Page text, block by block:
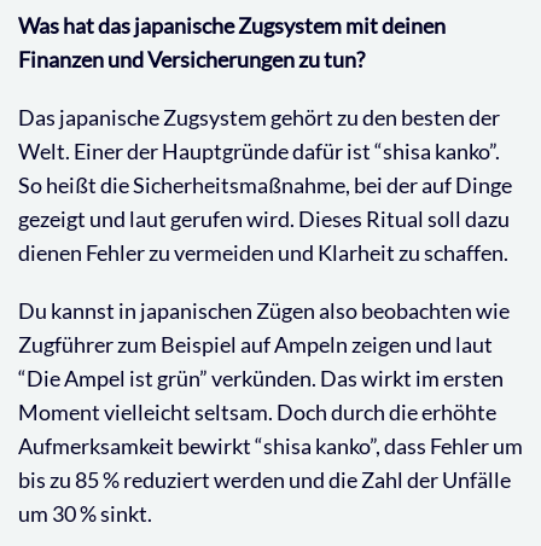
Was hat das japanische Zugsystem mit deinen
Finanzen und Versicherungen zu tun?
Das japanische Zugsystem gehört zu den besten der
Welt. Einer der Hauptgründe dafür ist “shisa kanko”.
So heißt die Sicherheitsmaßnahme, bei der auf Dinge
gezeigt und laut gerufen wird. Dieses Ritual soll dazu
dienen Fehler zu vermeiden und Klarheit zu schaffen.
Du kannst in japanischen Zügen also beobachten wie
Zugführer zum Beispiel auf Ampeln zeigen und laut
“Die Ampel ist grün” verkünden. Das wirkt im ersten
Moment vielleicht seltsam. Doch durch die erhöhte
Aufmerksamkeit bewirkt “shisa kanko”, dass Fehler um
bis zu 85 % reduziert werden und die Zahl der Unfälle
um 30 % sinkt.